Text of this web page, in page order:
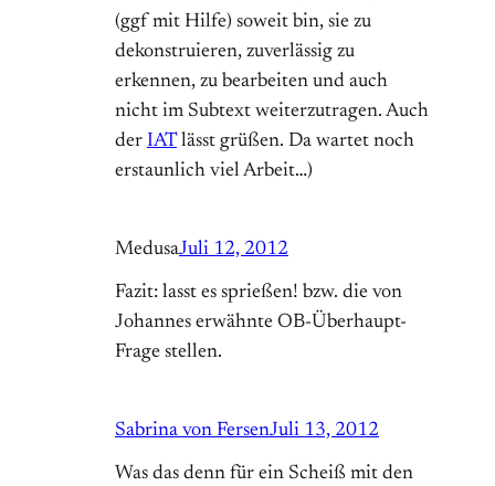
(ggf mit Hilfe) soweit bin, sie zu
dekonstruieren, zuverlässig zu
erkennen, zu bearbeiten und auch
nicht im Subtext weiterzutragen. Auch
der IATlässt grüßen. Da wartet noch
erstaunlich viel Arbeit…)
MedusaJuli 12, 2012
Fazit: lasst es sprießen! bzw. die von
Johannes erwähnte OB-Überhaupt-
Frage stellen.
Sabrina von FersenJuli 13, 2012
Was das denn für ein Scheiß mit den